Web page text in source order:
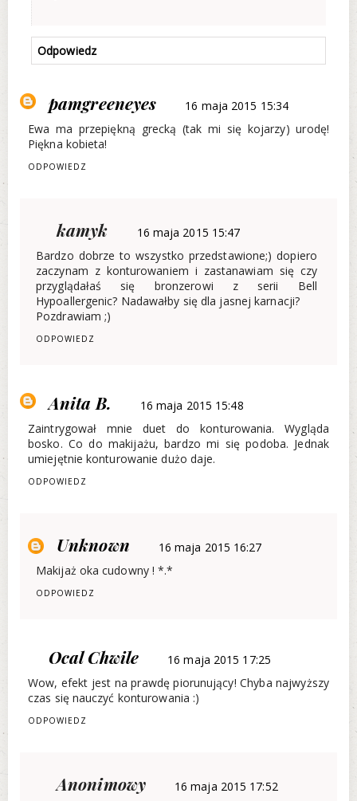
Odpowiedz
pamgreeneyes
16 maja 2015 15:34
Ewa ma przepiękną grecką (tak mi się kojarzy) urodę!
Piękna kobieta!
ODPOWIEDZ
kamyk
16 maja 2015 15:47
Bardzo dobrze to wszystko przedstawione;) dopiero
zaczynam z konturowaniem i zastanawiam się czy
przyglądałaś się bronzerowi z serii Bell
Hypoallergenic? Nadawałby się dla jasnej karnacji?
Pozdrawiam ;)
ODPOWIEDZ
Anita B.
16 maja 2015 15:48
Zaintrygował mnie duet do konturowania. Wygląda
bosko. Co do makijażu, bardzo mi się podoba. Jednak
umiejętnie konturowanie dużo daje.
ODPOWIEDZ
Unknown
16 maja 2015 16:27
Makijaż oka cudowny ! *.*
ODPOWIEDZ
Ocal Chwile
16 maja 2015 17:25
Wow, efekt jest na prawdę piorunujący! Chyba najwyższy
czas się nauczyć konturowania :)
ODPOWIEDZ
Anonimowy
16 maja 2015 17:52